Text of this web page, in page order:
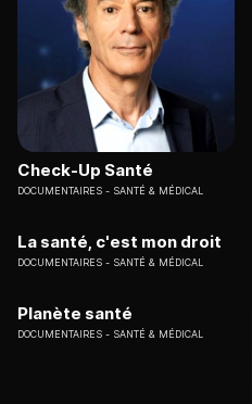
Check-Up Santé
DOCUMENTAIRES SANTÉ & MÉDICAL
La santé, c'est mon droit
DOCUMENTAIRES SANTÉ & MÉDICAL
Planète santé
DOCUMENTAIRES SANTÉ & MÉDICAL